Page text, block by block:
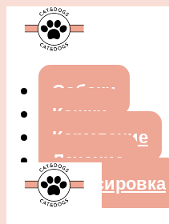
Собаки
Кошки
Кормление
Лечение
Дрессировка